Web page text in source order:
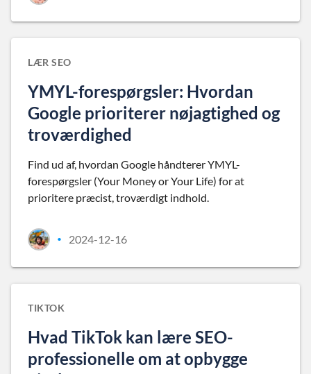
LÆR SEO
YMYL-forespørgsler: Hvordan
Google prioriterer nøjagtighed og
troværdighed
Find ud af, hvordan Google håndterer YMYL-
forespørgsler (Your Money or Your Life) for at
prioritere præcist, troværdigt indhold.
• 2024-12-16
TIKTOK
Hvad TikTok kan lære SEO-
professionelle om at opbygge